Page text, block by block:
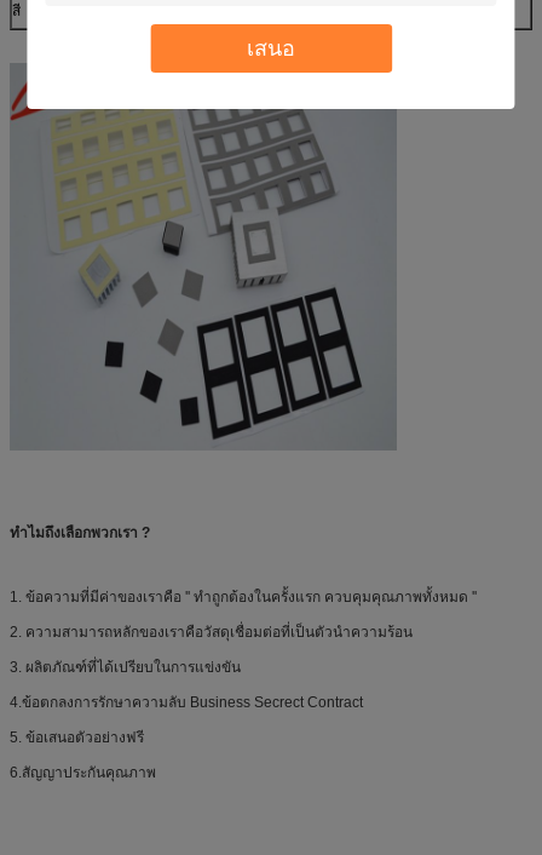
เสนอ
สี
ทำไมถึงเลือกพวกเรา ?
1. ข้อความที่มีค่าของเราคือ '' ทำถูกต้องในครั้งแรก ควบคุมคุณภาพทั้งหมด ''
2. ความสามารถหลักของเราคือวัสดุเชื่อมต่อที่เป็นตัวนำความร้อน
3. ผลิตภัณฑ์ที่ได้เปรียบในการแข่งขัน
4.ข้อตกลงการรักษาความลับ Business Secrect Contract
5. ข้อเสนอตัวอย่างฟรี
6.สัญญาประกันคุณภาพ